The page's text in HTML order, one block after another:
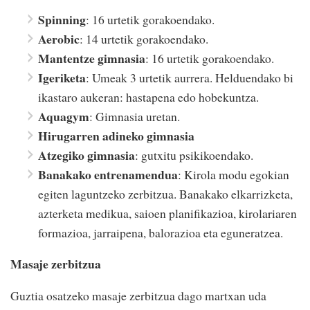
Spinning: 16 urtetik gorakoendako.
Aerobic: 14 urtetik gorakoendako.
Mantentze gimnasia: 16 urtetik gorakoendako.
Igeriketa: Umeak 3 urtetik aurrera. Helduendako bi
ikastaro aukeran: hastapena edo hobekuntza.
Aquagym: Gimnasia uretan.
Hirugarren adineko gimnasia
Atzegiko gimnasia: gutxitu psikikoendako.
Banakako entrenamendua: Kirola modu egokian
egiten laguntzeko zerbitzua. Banakako elkarrizketa,
azterketa medikua, saioen planifikazioa, kirolariaren
formazioa, jarraipena, balorazioa eta eguneratzea.
Masaje zerbitzua
Guztia osatzeko masaje zerbitzua dago martxan uda